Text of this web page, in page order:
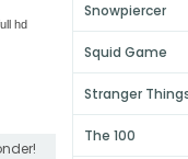
hd
Snowpiercer
Squid Game
Stranger
The 100